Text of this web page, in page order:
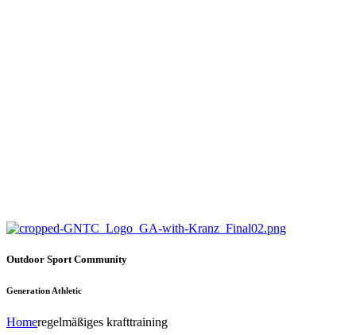
Outdoor Sport Community
Generation Athletic
Homeregelmäßiges krafttraining